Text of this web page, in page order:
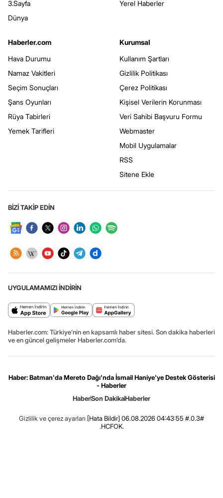
3.Sayfa
Dünya
Yerel Haberler
Haberler.com
Hava Durumu
Namaz Vakitleri
Seçim Sonuçları
Şans Oyunları
Rüya Tabirleri
Yemek Tarifleri
Kurumsal
Kullanım Şartları
Gizlilik Politikası
Çerez Politikası
Kişisel Verilerin Korunması
Veri Sahibi Başvuru Formu
Webmaster
Mobil Uygulamalar
RSS
Sitene Ekle
BİZİ TAKİP EDİN
UYGULAMAMIZI İNDİRİN
Haberler.com: Türkiye’nin en kapsamlı haber sitesi. Son dakika haberleri
ve en güncel gelişmeler Haberler.com’da.
Haber: Batman'da Mereto Dağı'nda İsmail Haniye'ye Destek Gösterisi
- Haberler
HaberSon DakikaHaberler
Gizlilik ve çerez ayarları [Hata Bildir] 06.08.2026 04:43:55 #.0.3#
.HCFOK.